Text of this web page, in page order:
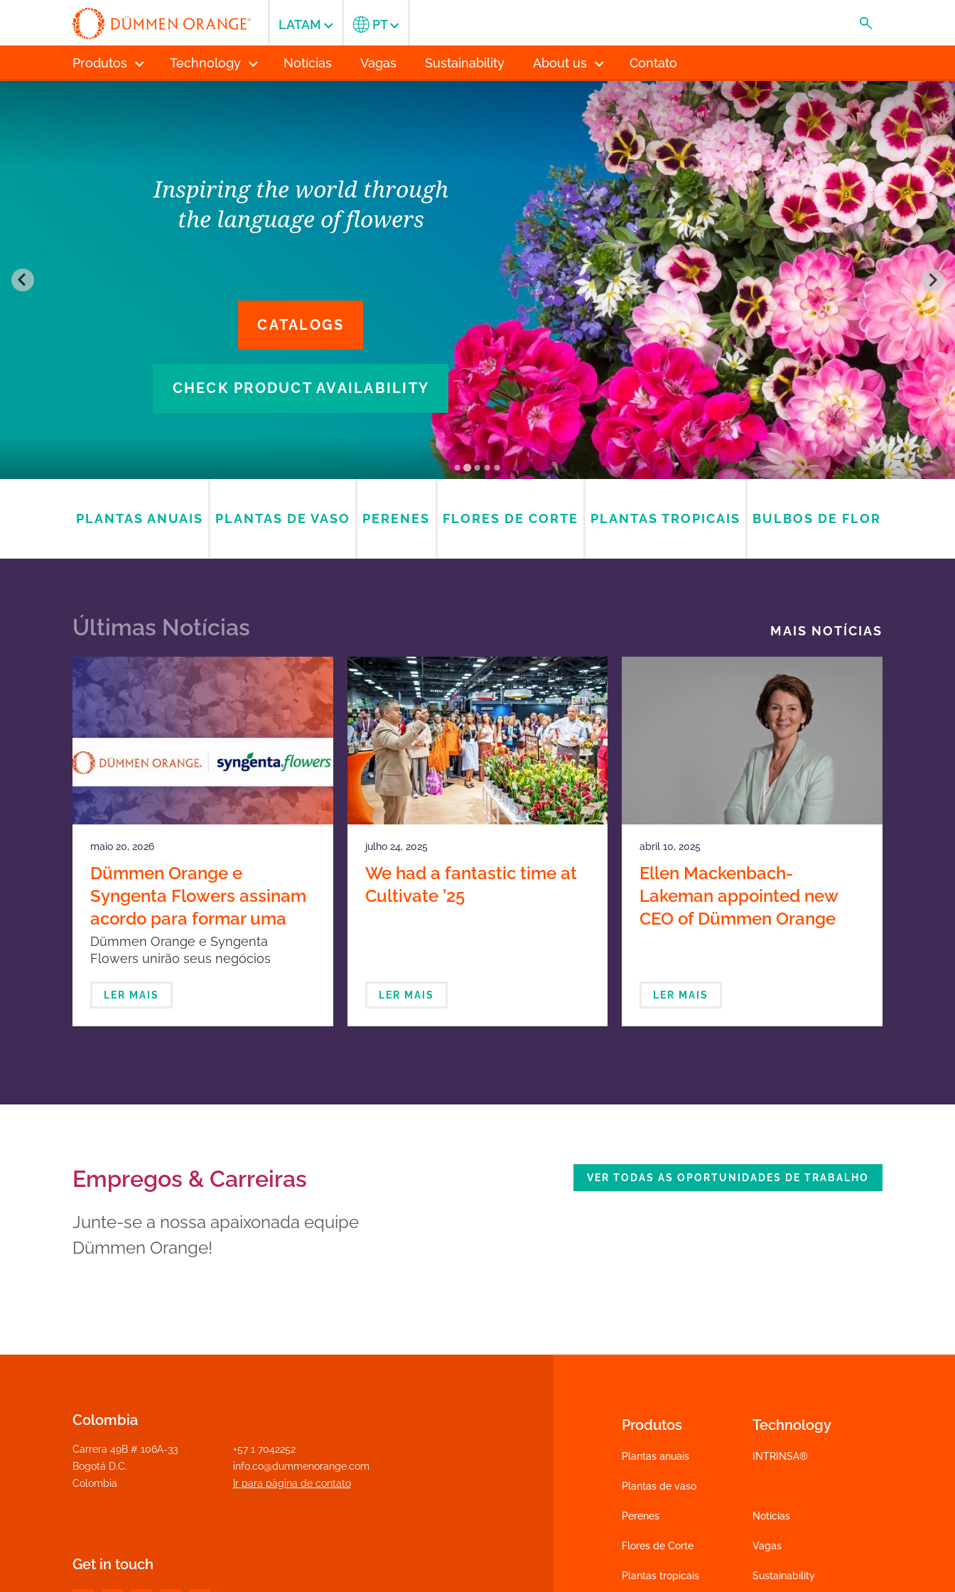
Produtos Technology Notícias Vagas Sustainability About us Contato
LATAM PT
Inspiring the world through
the language of flowers
CATALOGS
CHECK PRODUCT AVAILABILITY
PLANTAS ANUAIS PLANTAS DE VASO PERENES FLORES DE CORTE PLANTAS TROPICAIS BULBOS DE FLOR
Últimas Notícias MAIS NOTÍCIAS
maio 20, 2026
Dümmen Orange e
Syngenta Flowers assinam
acordo para formar uma
joint venture em
melhoramento genético e
propagação de plantas
Dümmen Orange e Syngenta
Flowers unirão seus negócios
LER MAIS
julho 24, 2025
We had a fantastic time at
Cultivate ’25
LER MAIS
abril 10, 2025
Ellen Mackenbach-
Lakeman appointed new
CEO of Dümmen Orange
LER MAIS
Empregos & Carreiras
Junte-se a nossa apaixonada equipe
Dümmen Orange!
VER TODAS AS OPORTUNIDADES DE TRABALHO
Produtos
Plantas anuais
Plantas de vaso
Perenes
Flores de Corte
Plantas tropicais
Technology
INTRINSA®
Notícias
Vagas
Sustainability
Colombia
Carrera 49B # 106A-33
Bogotá D.C.
Colombia
+57 1 7042252
info.co@dummenorange.com
Ir para pàgina de contato
Get in touch